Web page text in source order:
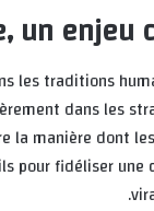
un enjeu
les traditions
dans les
la manière dont
pour fidéliser une